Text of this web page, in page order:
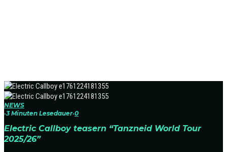
NEWS
·3 Minuten Lesedauer·0
Electric Callboy teasern “Tanzneid World Tour
2025/26”